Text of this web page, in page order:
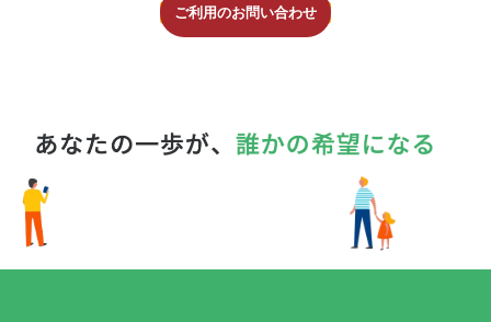
ご利用のお問い合わせ